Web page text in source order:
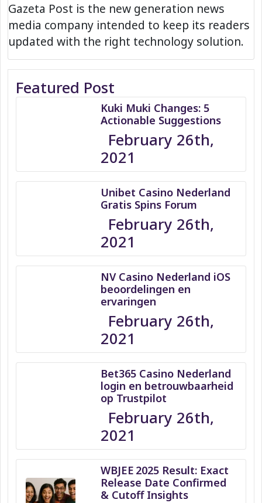
Gazeta Post is the new generation news
media company intended to keep its readers
updated with the right technology solution.
Featured Post
Kuki Muki Changes: 5
Actionable Suggestions
February 26th,
2021
Unibet Casino Nederland
Gratis Spins Forum
February 26th,
2021
NV Casino Nederland iOS
beoordelingen en
ervaringen
February 26th,
2021
Bet365 Casino Nederland
login en betrouwbaarheid
op Trustpilot
February 26th,
2021
WBJEE 2025 Result: Exact
Release Date Confirmed
& Cutoff Insights